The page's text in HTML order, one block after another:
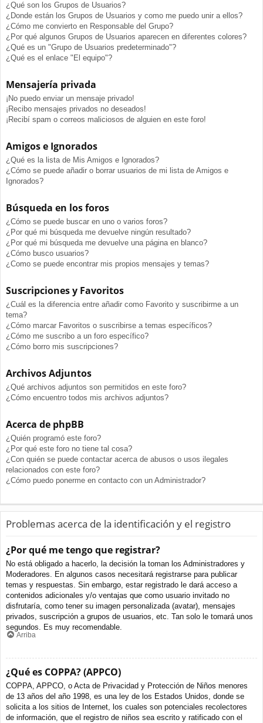
¿Qué son los Grupos de Usuarios?
¿Donde están los Grupos de Usuarios y como me puedo unir a ellos?
¿Cómo me convierto en Responsable del Grupo?
¿Por qué algunos Grupos de Usuarios aparecen en diferentes colores?
¿Qué es un "Grupo de Usuarios predeterminado"?
¿Qué es el enlace "El equipo"?
Mensajería privada
¡No puedo enviar un mensaje privado!
¡Recibo mensajes privados no deseados!
¡Recibí spam o correos maliciosos de alguien en este foro!
Amigos e Ignorados
¿Qué es la lista de Mis Amigos e Ignorados?
¿Cómo se puede añadir o borrar usuarios de mi lista de Amigos e
Ignorados?
Búsqueda en los foros
¿Cómo se puede buscar en uno o varios foros?
¿Por qué mi búsqueda me devuelve ningún resultado?
¿Por qué mi búsqueda me devuelve una página en blanco?
¿Cómo busco usuarios?
¿Como se puede encontrar mis propios mensajes y temas?
Suscripciones y Favoritos
¿Cuál es la diferencia entre añadir como Favorito y suscribirme a un
tema?
¿Cómo marcar Favoritos o suscribirse a temas específicos?
¿Cómo me suscribo a un foro específico?
¿Cómo borro mis suscripciones?
Archivos Adjuntos
¿Qué archivos adjuntos son permitidos en este foro?
¿Cómo encuentro todos mis archivos adjuntos?
Acerca de phpBB
¿Quién programó este foro?
¿Por qué este foro no tiene tal cosa?
¿Con quién se puede contactar acerca de abusos o usos ilegales
relacionados con este foro?
¿Cómo puedo ponerme en contacto con un Administrador?
Problemas acerca de la identificación y el registro
¿Por qué me tengo que registrar?
No está obligado a hacerlo, la decisión la toman los Administradores y
Moderadores. En algunos casos necesitará registrarse para publicar
temas y respuestas. Sin embargo, estar registrado le dará acceso a
contenidos adicionales y/o ventajas que como usuario invitado no
disfrutaría, como tener su imagen personalizada (avatar), mensajes
privados, suscripción a grupos de usuarios, etc. Tan solo le tomará unos
segundos. Es muy recomendable.
Arriba
¿Qué es COPPA? (APPCO)
COPPA, APPCO, o Acta de Privacidad y Protección de Niños menores
de 13 años del año 1998, es una ley de los Estados Unidos, donde se
solicita a los sitios de Internet, los cuales son potenciales recolectores
de información, que el registro de niños sea escrito y ratificado con el